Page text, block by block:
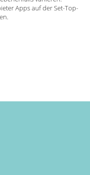
Apps auf der Set-Top-